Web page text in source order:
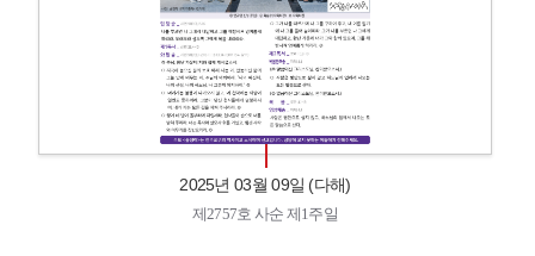
2025년 03월 09일 (다해)
제2757호 사순 제1주일